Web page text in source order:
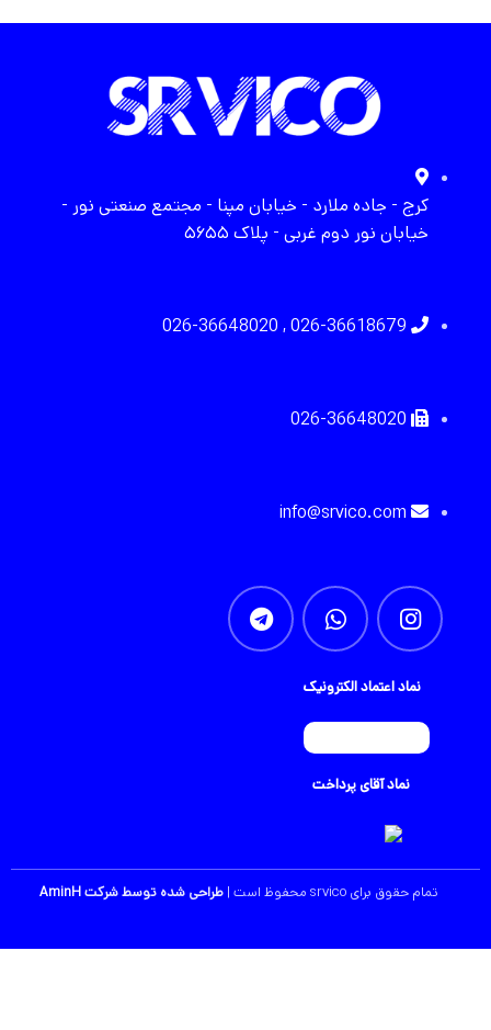
کرج - جاده ملارد - خیابان مپنا - مجتمع صنعتی نور -
خیابان نور دوم غربی - پلاک ۵۶۵۵
026-36618679 , 026-36648020
026-36648020
info@srvico.com
نماد اعتماد الکترونیک
نماد آقای پرداخت
تمام حقوق برای srvico محفوظ است | طراحی شده توسط شرکتAminH